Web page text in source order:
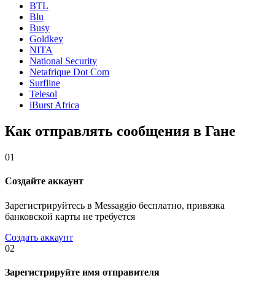
BTL
Blu
Busy
Goldkey
NITA
National Security
Netafrique Dot Com
Surfline
Telesol
iBurst Africa
Как отправлять сообщения в Гане
01
Создайте аккаунт
Зарегистрируйтесь в Messaggio бесплатно, привязка
банковской карты не требуется
Создать аккаунт
02
Зарегистрируйте имя отправителя